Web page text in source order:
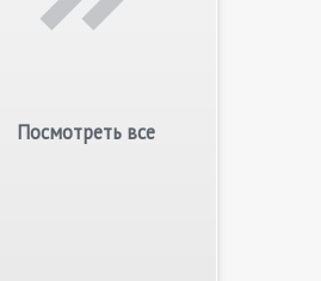
Посмотреть все